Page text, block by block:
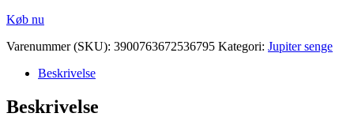
Køb nu
Varenummer (SKU): 3900763672536795 Kategori: Jupiter senge
Beskrivelse
Beskrivelse